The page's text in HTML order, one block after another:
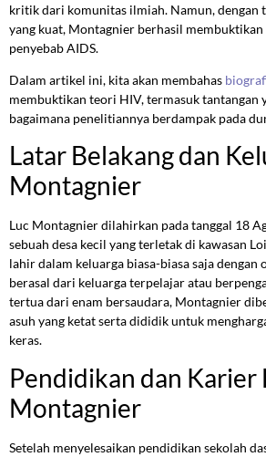
kritik dari komunitas ilmiah. Namun, dengan
yang kuat, Montagnier berhasil membuktikan
penyebab AIDS.
Dalam artikel ini, kita akan membahas
membuktikan teori HIV, termasuk tantangan
bagaimana penelitiannya berdampak pada
Latar Belakang dan
Montagnier
Luc Montagnier dilahirkan pada tanggal 18
sebuah desa kecil yang terletak di kawasan
lahir dalam keluarga biasa-biasa saja dengan
berasal dari keluarga terpelajar atau
tertua dari enam bersaudara, Montagnier
asuh yang ketat serta dididik untuk
keras.
Pendidikan dan Karier
Montagnier
Setelah menyelesaikan pendidikan sekolah